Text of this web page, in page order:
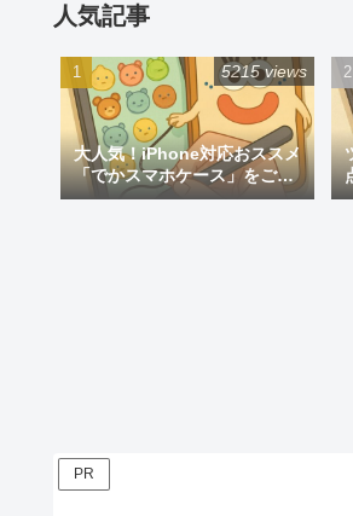
人気記事
大人気！iPhone対応おススメ
「でかスマホケース」をご紹
介
5215 views
PR